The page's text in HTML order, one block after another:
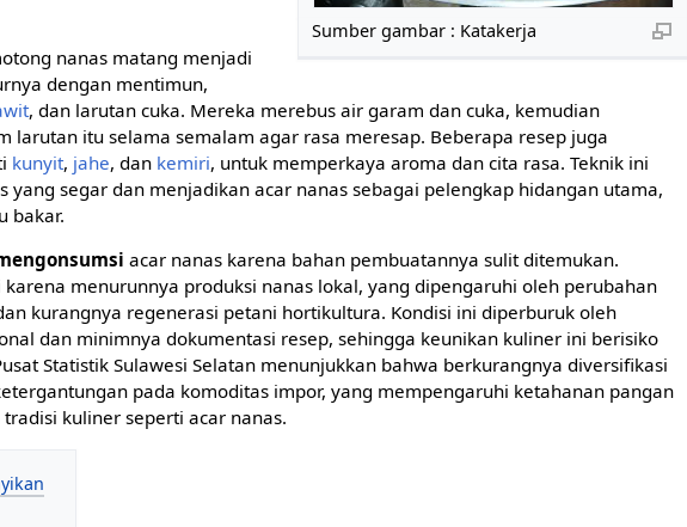
Sumber gambar : Katakerja
nanas matang menjadi
dengan mentimun,
, dan larutan cuka. Mereka merebus air garam dan cuka, kemudian
larutan itu selama semalam agar rasa meresap. Beberapa resep juga
kunyit, jahe, dan kemiri, untuk memperkaya aroma dan cita rasa. Teknik ini
yang segar dan menjadikan acar nanas sebagai pelengkap hidangan utama,
bakar.
acar nanas karena bahan pembuatannya sulit ditemukan.
menurunnya produksi nanas lokal, yang dipengaruhi oleh perubahan
kurangnya regenerasi petani hortikultura. Kondisi ini diperburuk oleh
dan minimnya dokumentasi resep, sehingga keunikan kuliner ini berisiko
Statistik Sulawesi Selatan menunjukkan bahwa berkurangnya diversifikasi
pada komoditas impor, yang mempengaruhi ketahanan pangan
kuliner seperti acar nanas.